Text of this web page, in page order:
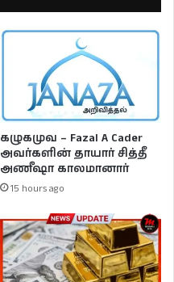
கழுகமுவ – Fazal A Cader
அவர்களின் தாயார் சித்தீ
அணீஷா காலமானார்
15 hours ago